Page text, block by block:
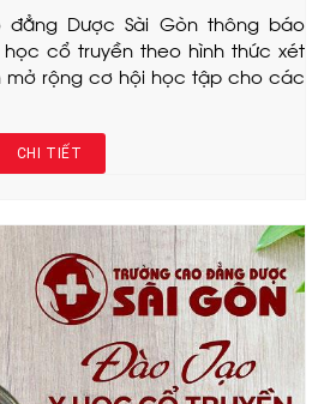
đẳng Dược Sài Gòn thông báo
học cổ truyền theo hình thức xét
mở rộng cơ hội học tập cho các
CHI TIẾT